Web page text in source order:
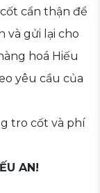
cẩn thận để
và gửi lại cho
hoá Hiếu
yêu cầu của
tro cốt và phí
AN!